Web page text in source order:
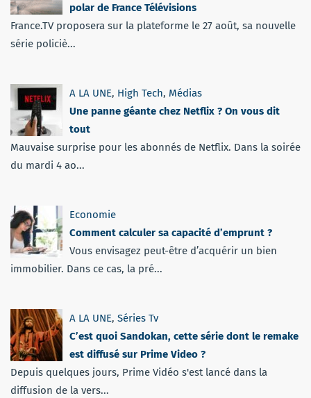
polar de France Télévisions
France.TV proposera sur la plateforme le 27 août, sa nouvelle
série policiè...
A LA UNE, High Tech, Médias
Une panne géante chez Netflix ? On vous dit
tout
Mauvaise surprise pour les abonnés de Netflix. Dans la soirée
du mardi 4 ao...
Economie
Comment calculer sa capacité d’emprunt ?
Vous envisagez peut-être d’acquérir un bien
immobilier. Dans ce cas, la pré...
A LA UNE, Séries Tv
C’est quoi Sandokan, cette série dont le remake
est diffusé sur Prime Video ?
Depuis quelques jours, Prime Vidéo s'est lancé dans la
diffusion de la vers...